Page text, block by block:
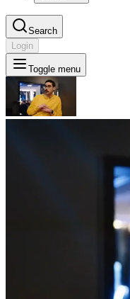
Search
Login
Toggle menu